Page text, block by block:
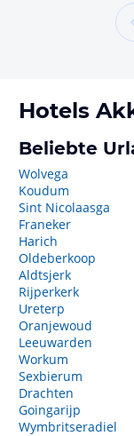
Hotels
Beliebte
Wolvega
Koudum
Sint Nicolaasga
Franeker
Harich
Oldeberkoop
Aldtsjerk
Rijperkerk
Ureterp
Oranjewoud
Leeuwarden
Workum
Sexbierum
Drachten
Goingarijp
Wymbritseradiel